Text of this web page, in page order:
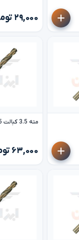
۲۹,۰۰۰ تومان
مته 3.5 کبالت 5 درصد
۶۳,۰۰۰ تومان